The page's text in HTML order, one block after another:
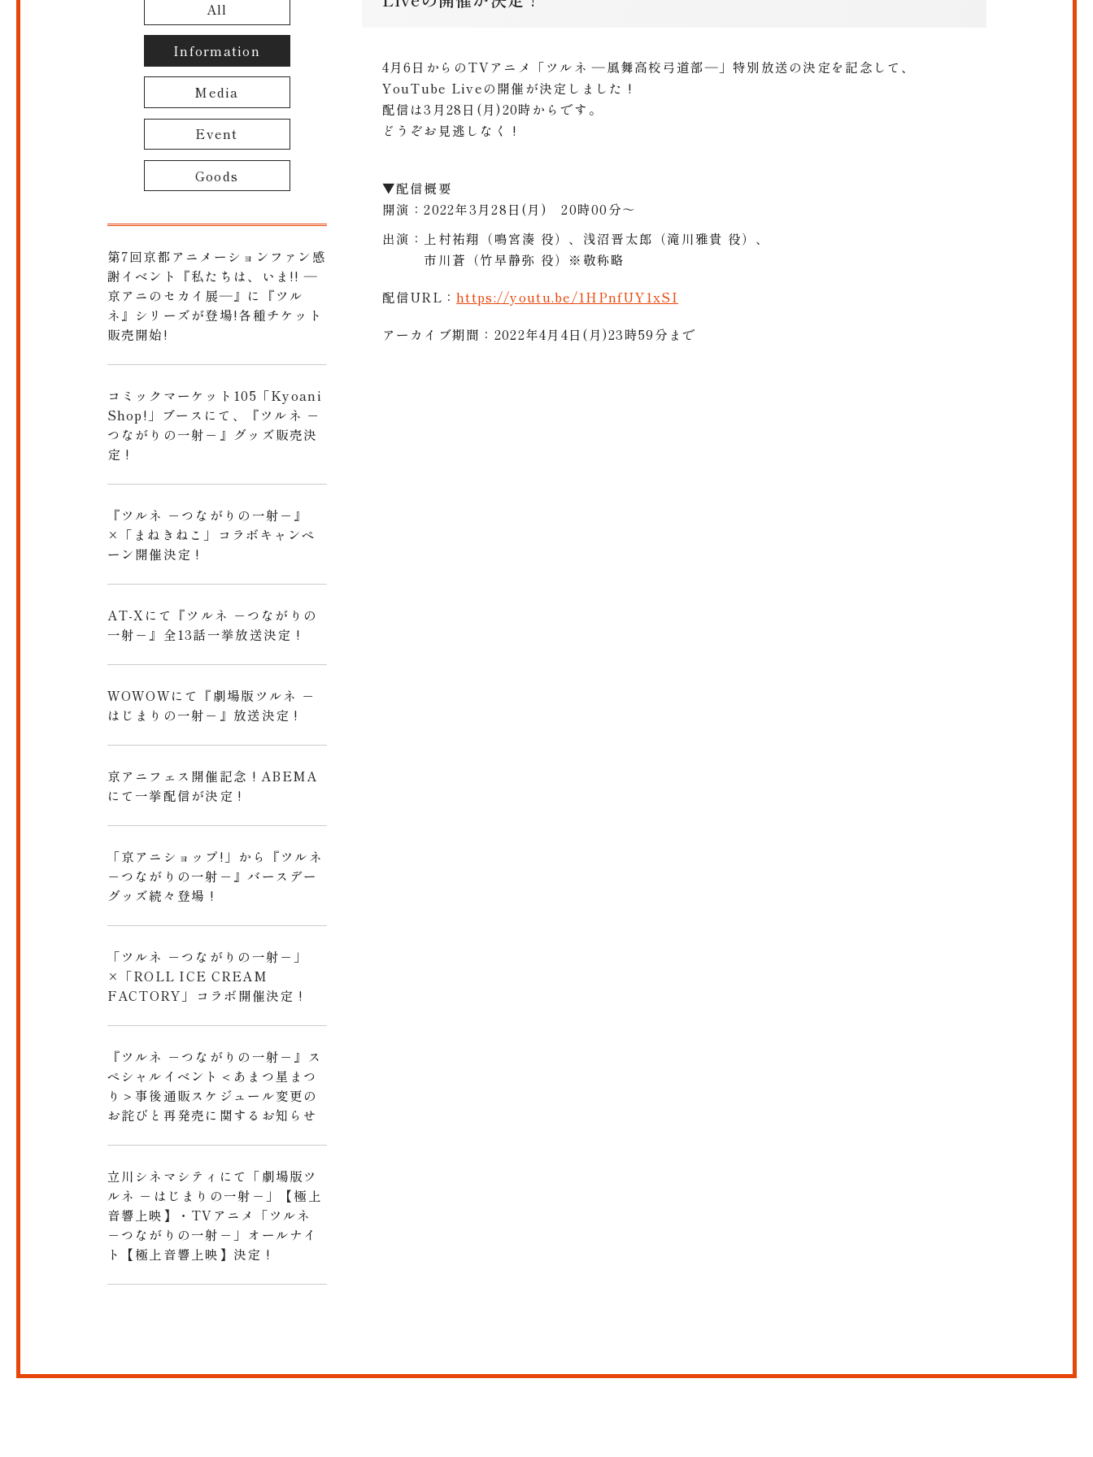
All
Information
Media
Event
Goods
第7回京都アニメーションファン感
謝イベント『私たちは、いま!! ―
京アニのセカイ展―』に『ツル
ネ』シリーズが登場!各種チケット
販売開始!
コミックマーケット105「Kyoani
Shop!」ブースにて、『ツルネ －
つながりの一射－』グッズ販売決
定 !
『ツルネ －つながりの一射－』
×「まねきねこ」コラボキャンペ
ーン開催決定 !
AT-Xにて『ツルネ －つながりの
一射－』全13話一挙放送決定 !
WOWOWにて『劇場版ツルネ －
はじまりの一射－』放送決定 !
京アニフェス開催記念 ! ABEMA
にて一挙配信が決定 !
「京アニショップ!」から『ツルネ
－つながりの一射－』バースデー
グッズ続々登場 !
「ツルネ －つながりの一射－」
×「ROLL ICE CREAM
FACTORY」コラボ開催決定 !
『ツルネ －つながりの一射－』ス
ペシャルイベント＜あまつ星まつ
り＞事後通販スケジュール変更の
お詫びと再発売に関するお知らせ
立川シネマシティにて「劇場版ツ
ルネ －はじまりの一射－」【極上
音響上映】・TVアニメ「ツルネ
－つながりの一射－」オールナイ
ト【極上音響上映】決定 !
4月6日からのTVアニメ「ツルネ ―風舞高校弓道部―」特別放送の決定を記念して、
YouTube Liveの開催が決定しました !
配信は3月28日(月)20時からです。
どうぞお見逃しなく !
▼配信概要
開演：2022年3月28日(月) 20時00分～
出演：
上村祐翔（鳴宮湊 役）、浅沼晋太郎（滝川雅貴 役）、
市川蒼（竹早静弥 役）※敬称略
配信URL：https://youtu.be/1HPnfUY1xSI
アーカイブ期間： 2022年4月4日(月)23時59分まで